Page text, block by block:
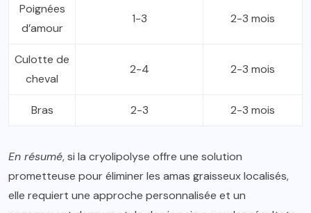
Poignées
d’amour
1-3 2-3 mois
Culotte de
cheval
2-4 2-3 mois
Bras 2-3 2-3 mois
En résumé, si la cryolipolyse offre une solution
prometteuse pour éliminer les amas graisseux localisés,
elle requiert une approche personnalisée et un